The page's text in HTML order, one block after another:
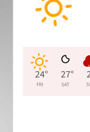
24°
FRI
27°
SAT